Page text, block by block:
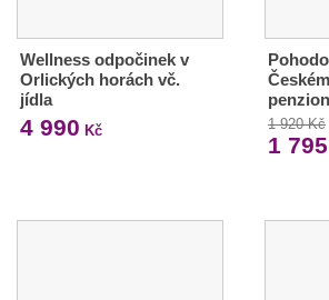
Wellness odpočinek v
Orlických horách vč.
jídla
4 990 Kč 1 920 Kč
1 795